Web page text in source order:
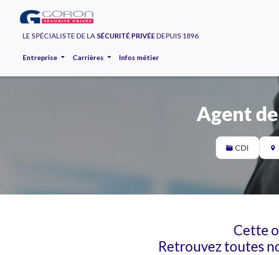
LE SPÉCIALISTE DE LA SÉCURITÉ PRIVÉEDEPUIS 1896
Entreprise Carrières Infos métier
Agent
CDI
Cette
Retrouvez toutes